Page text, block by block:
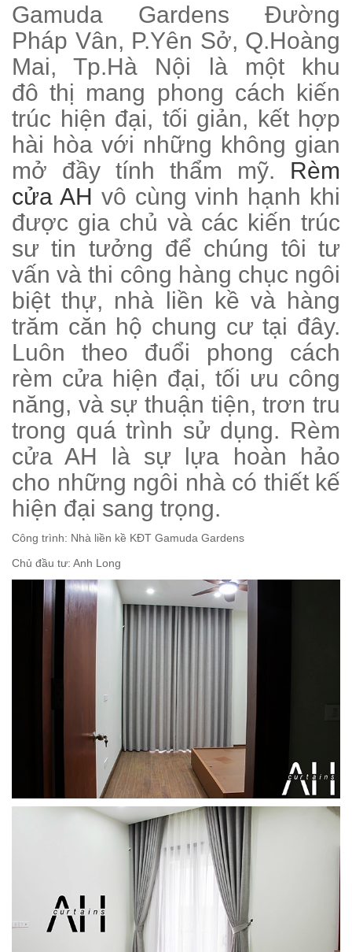
Gamuda Gardens Đường
Pháp Vân, P.Yên Sở, Q.Hoàng
Mai, Tp.Hà Nội là một khu
đô thị mang phong cách kiến
trúc hiện đại, tối giản, kết hợp
hài hòa với những không gian
mở đầy tính thẩm mỹ. Rèm
cửa AH vô cùng vinh hạnh khi
được gia chủ và các kiến trúc
sư tin tưởng để chúng tôi tư
vấn và thi công hàng chục ngôi
biệt thự, nhà liền kề và hàng
trăm căn hộ chung cư tại đây.
Luôn theo đuổi phong cách
rèm cửa hiện đại, tối ưu công
năng, và sự thuận tiện, trơn tru
trong quá trình sử dụng. Rèm
cửa AH là sự lựa hoàn hảo
cho những ngôi nhà có thiết kế
hiện đại sang trọng.
Công trình: Nhà liền kề KĐT Gamuda Gardens
Chủ đầu tư: Anh Long